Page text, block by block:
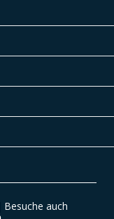
Besuche auch